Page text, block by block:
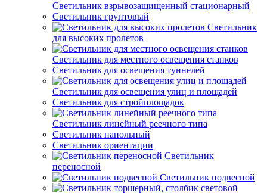
Светильник взрывозащищенный стационарный
Светильник грунтовый
Светильник
для высоких пролетов
Светильник для местного освещения станков
Светильник для освещения туннелей
Светильник для освещения улиц и площадей
Светильник для стройплощадок
Светильник линейный реечного типа
Светильник напольный
Светильник ориентации
Светильник
переносной
Светильник подвесной